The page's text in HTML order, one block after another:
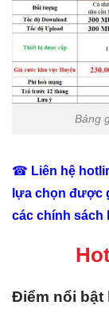
Bảng
☎ Liên hệ
lựa chọn được
các chính sách
Điểm nổi bật